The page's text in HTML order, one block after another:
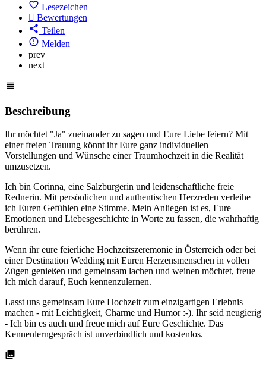
Lesezeichen
Bewertungen
Teilen
Melden
prev
next
Beschreibung
Ihr möchtet "Ja" zueinander zu sagen und Eure Liebe feiern? Mit
einer freien Trauung könnt ihr Eure ganz individuellen
Vorstellungen und Wünsche einer Traumhochzeit in die Realität
umzusetzen.
Ich bin Corinna, eine Salzburgerin und leidenschaftliche freie
Rednerin. Mit persönlichen und authentischen Herzreden verleihe
ich Euren Gefühlen eine Stimme. Mein Anliegen ist es, Eure
Emotionen und Liebesgeschichte in Worte zu fassen, die wahrhaftig
berühren.
Wenn ihr eure feierliche Hochzeitszeremonie in Österreich oder bei
einer Destination Wedding mit Euren Herzensmenschen in vollen
Zügen genießen und gemeinsam lachen und weinen möchtet, freue
ich mich darauf, Euch kennenzulernen.
Lasst uns gemeinsam Eure Hochzeit zum einzigartigen Erlebnis
machen - mit Leichtigkeit, Charme und Humor :-). Ihr seid neugierig
- Ich bin es auch und freue mich auf Eure Geschichte. Das
Kennenlerngespräch ist unverbindlich und kostenlos.